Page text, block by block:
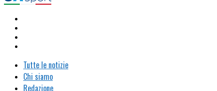
Tutte le notizie
Chi siamo
Redazione